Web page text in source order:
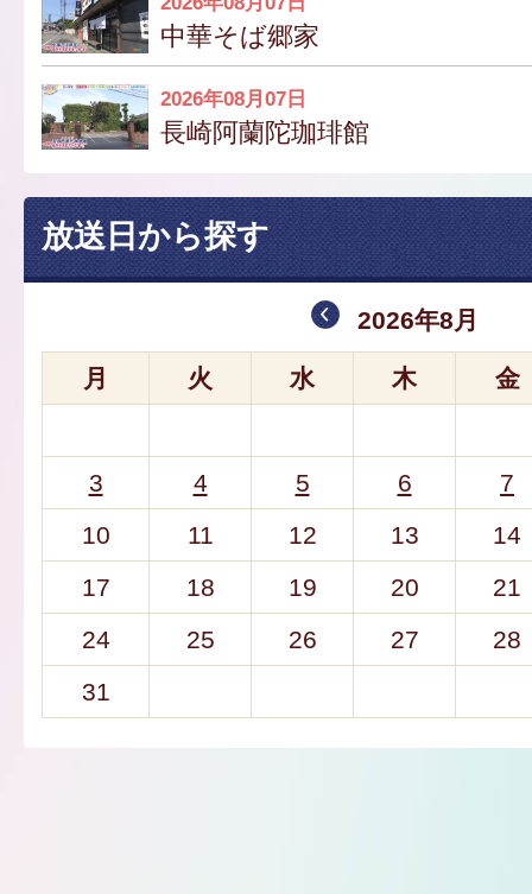
中華そば郷家
2026年08月07日
長崎阿蘭陀珈琲館
放送日から探す
2026年8月
月 火 水 木 金
3 4 5 6
7
10
11 12 13
14
17
18 19 20
21
24
25 26 27
28
31